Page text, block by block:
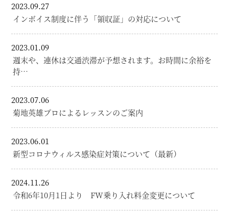
2023.09.27
インボイス制度に伴う「領収証」の対応について
2023.01.09
週末や、連休は交通渋滞が予想されます。お時間に余裕を
持…
2023.07.06
菊地英雄プロによるレッスンのご案内
2023.06.01
新型コロナウィルス感染症対策について（最新）
2024.11.26
令和6年10月1日より FW乗り入れ料金変更について